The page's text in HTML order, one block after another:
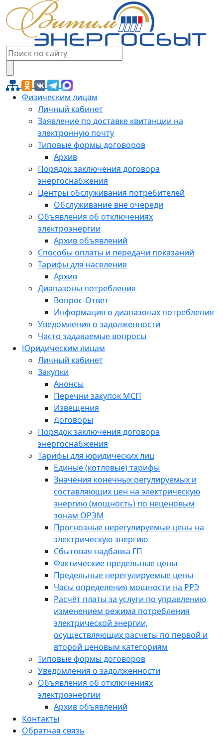
Физическим лицам
Личный кабинет
Заявление по доставке квитанции на
электронную почту
Типовые формы договоров
Архив
Порядок заключения договора
энергоснабжения
Центры обслуживания потребителей
Обслуживание вне очереди
Объявления об отключениях
электроэнергии
Архив объявлений
Способы оплаты и передачи показаний
Тарифы для населения
Архив
Диапазоны потребления
Вопрос-Ответ
Информация о диапазонах потребления
Уведомления о задолженности
Часто задаваемые вопросы
Юридическим лицам
Личный кабинет
Закупки
Анонсы
Перечни закупок МСП
Извещения
Договоры
Порядок заключения договора
энергоснабжения
Тарифы для юридических лиц
Единые (котловые) тарифы
Значения конечных регулируемых и
составляющих цен на электрическую
энергию (мощность) по неценовым
зонам ОРЭМ
Прогнозные нерегулируемые цены на
электрическую энергию
Сбытовая надбавка ГП
Фактические предельные цены
Предельные нерегулируемые цены
Часы определения мощности на РРЭ
Расчёт платы за услуги по управлению
изменением режима потребления
электрической энергии,
осуществляющих расчеты по первой и
второй ценовым категориям
Типовые формы договоров
Уведомления о задолженности
Объявления об отключениях
электроэнергии
Архив объявлений
Контакты
Обратная связь